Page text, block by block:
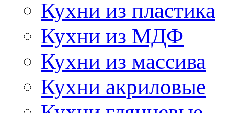
Кухни из пластика
Кухни из МДФ
Кухни из массива
Кухни акриловые